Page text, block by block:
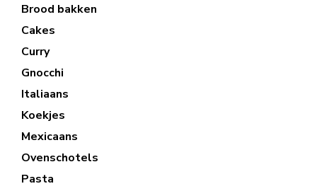
Brood bakken
Cakes
Curry
Gnocchi
Italiaans
Koekjes
Mexicaans
Ovenschotels
Pasta